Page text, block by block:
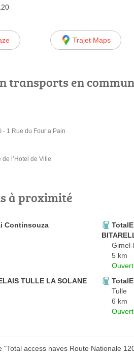
Trajet Maps
transports en commun
- 1 Rue du Four a Pain
l’Hotel de Ville
à proximité
Continsouza
5 km
TULLE LA SOLANE
Tulle
6 km
"Total access naves Route Nationale